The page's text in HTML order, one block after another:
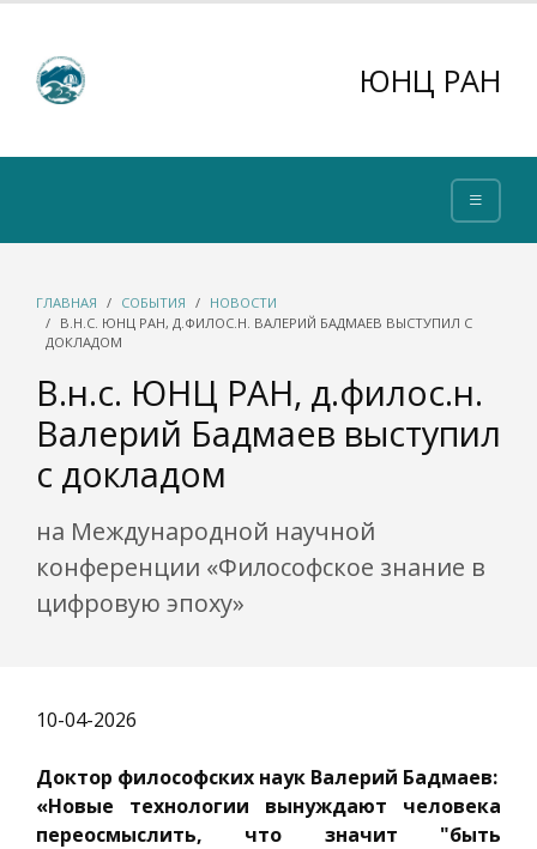
ЮНЦ РАН
ГЛАВНАЯ СОБЫТИЯ
НОВОСТИ
В.Н.С. ЮНЦ РАН, Д.ФИЛОС.Н. ВАЛЕРИЙ БАДМАЕВ ВЫСТУПИЛ С
ДОКЛАДОМ
В.н.с. ЮНЦ РАН, д.филос.н.
Валерий Бадмаев выступил
с докладом
на Международной научной
конференции «Философское знание в
цифровую эпоху»
10-04-2026
Доктор философских наук Валерий Бадмаев:
«Новые технологии вынуждают человека
переосмыслить, что значит "быть